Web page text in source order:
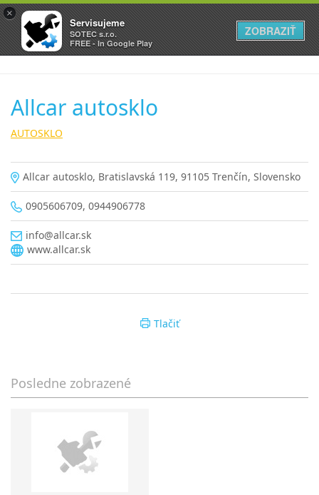
Allcar autosklo
AUTOSKLO
Allcar autosklo, Bratislavská 119, 91105 Trenčín, Slovensko
0905606709, 0944906778
info@allcar.sk
www.allcar.sk
Tlačiť
Posledne zobrazené
×
Servisujeme
SOTEC s.r.o.
FREE - In Google Play
ZOBRAZIŤ